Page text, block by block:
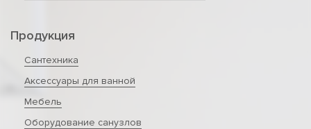
Продукция
Сантехника
Аксессуары для ванной
Мебель
Оборудование санузлов